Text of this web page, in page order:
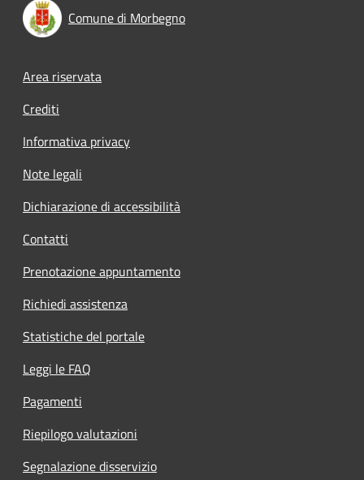
Comune di Morbegno
Footer menu
Area riservata
Crediti
Informativa privacy
Note legali
Dichiarazione di accessibilità
Contatti
Prenotazione appuntamento
Richiedi assistenza
Statistiche del portale
Leggi le FAQ
Pagamenti
Riepilogo valutazioni
Segnalazione disservizio